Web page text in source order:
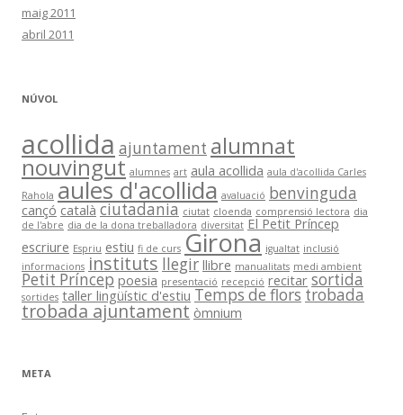
maig 2011
abril 2011
NÚVOL
acollida ajuntament alumnat
nouvingut alumnes art aula acollida aula d'acollida Carles
Rahola aules d'acollida avaluació benvinguda
cançó català ciutadania ciutat cloenda comprensió lectora dia
de l'abre dia de la dona treballadora diversitat El Petit Príncep
escriure Espriu estiu fi de curs Girona igualtat inclusió
informacions instituts llegir llibre manualitats medi ambient
Petit Príncep poesia presentació recepció recitar sortida
sortides taller lingüístic d'estiu Temps de flors trobada
trobada ajuntament òmnium
META